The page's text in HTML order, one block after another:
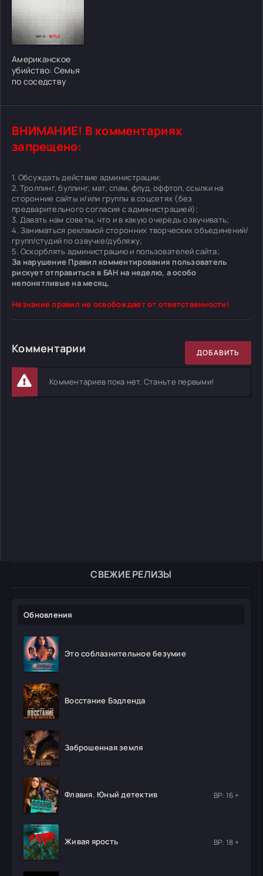
СВЕЖИЕ РЕЛИЗЫ
Обновления
Это соблазнительное безумие
Восстание Бэдленда
Заброшенная земля
Флавия. Юный детектив ВР: 16 +
Живая ярость ВР: 18 +
[/xfgiven_cvh_poster_urlcvh_poster_url]
Американское
убийство: Семья
по соседству
ВНИМАНИЕ! В комментариях
запрещено:
1. Обсуждать действие администрации;
2. Троллинг, буллинг, мат, спам, флуд, оффтоп, ссылки на
сторонние сайты и/или группы в соцсетях (без
предварительного согласия с администрацией);
3. Давать нам советы, что и в какую очередь озвучивать;
4. Заниматься рекламой сторонних творческих объединений/
групп/студий по озвучке/дубляжу;
5. Оскорблять администрацию и пользователей сайта;
За нарушение Правил комментирования пользователь
рискует отправиться в БАН на неделю, а особо
непонятливые на месяц.
Незнание правил не освобождает от ответственности!
Комментарии ДОБАВИТЬ
Комментариев пока нет. Станьте первыми!